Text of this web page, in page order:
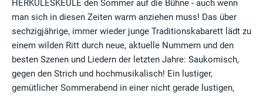
HERKULESKEULE den Sommer auf die Bühne - auch wenn
man sich in diesen Zeiten warm anziehen muss! Das über
sechzigjährige, immer wieder junge Traditionskabarett lädt zu
einem wilden Ritt durch neue, aktuelle Nummern und den
besten Szenen und Liedern der letzten Jahre: Saukomisch,
gegen den Strich und hochmusikalisch! Ein lustiger,
gemütlicher Sommerabend in einer nicht gerade lustigen,